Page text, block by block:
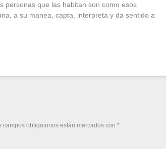
personas que las habitan son como esos
a su manea, capta, interpreta y da sentido a
campos obligatorios están marcados con *